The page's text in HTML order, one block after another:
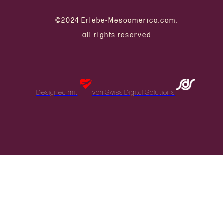
©2024 Erlebe-Mesoamerica.com,
all rights reserved
Designed mit von Swiss Digital Solutions